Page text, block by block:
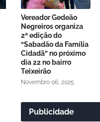
Vereador Gedeão
Negreiros organiza
2ª edição do
“Sabadão da Família
Cidadã” no próximo
dia 22 no bairro
Teixeirão
Novembro 06, 2025
Publicidade